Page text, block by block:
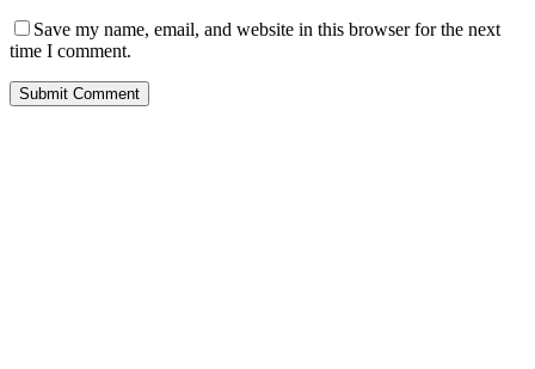
Save my name, email, and website in this browser for the next
time I comment.